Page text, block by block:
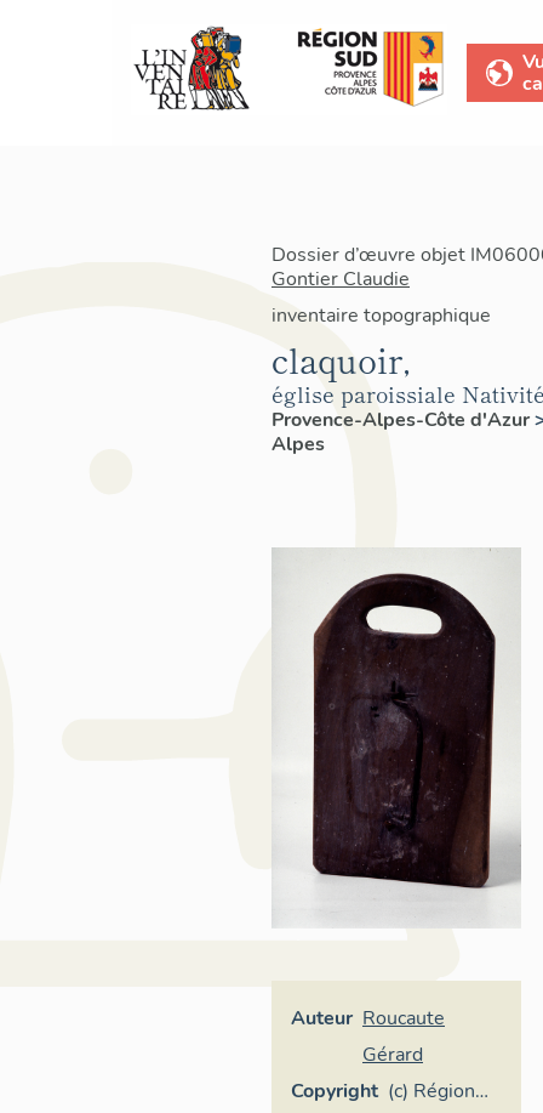
Dossier d’œuvre objet
Gontier Claudie
inventaire topographique
claquoir,
église paroissiale
Provence-Alpes-Côte d'Azur
Alpes
Auteur Roucaute
Gérard
Copyright (c) Région